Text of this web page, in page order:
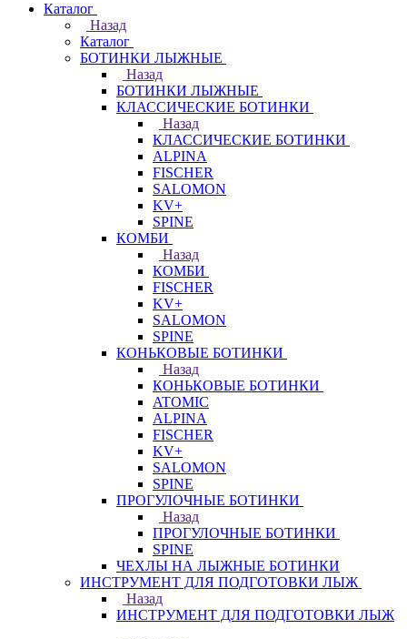
Каталог
Назад
Каталог
БОТИНКИ ЛЫЖНЫЕ
Назад
БОТИНКИ ЛЫЖНЫЕ
КЛАССИЧЕСКИЕ БОТИНКИ
Назад
КЛАССИЧЕСКИЕ БОТИНКИ
ALPINA
FISCHER
SALOMON
KV+
SPINE
КОМБИ
Назад
КОМБИ
FISCHER
KV+
SALOMON
SPINE
КОНЬКОВЫЕ БОТИНКИ
Назад
КОНЬКОВЫЕ БОТИНКИ
ATOMIC
ALPINA
FISCHER
KV+
SALOMON
SPINE
ПРОГУЛОЧНЫЕ БОТИНКИ
Назад
ПРОГУЛОЧНЫЕ БОТИНКИ
SPINE
ЧЕХЛЫ НА ЛЫЖНЫЕ БОТИНКИ
ИНСТРУМЕНТ ДЛЯ ПОДГОТОВКИ ЛЫЖ
Назад
ИНСТРУМЕНТ ДЛЯ ПОДГОТОВКИ ЛЫЖ